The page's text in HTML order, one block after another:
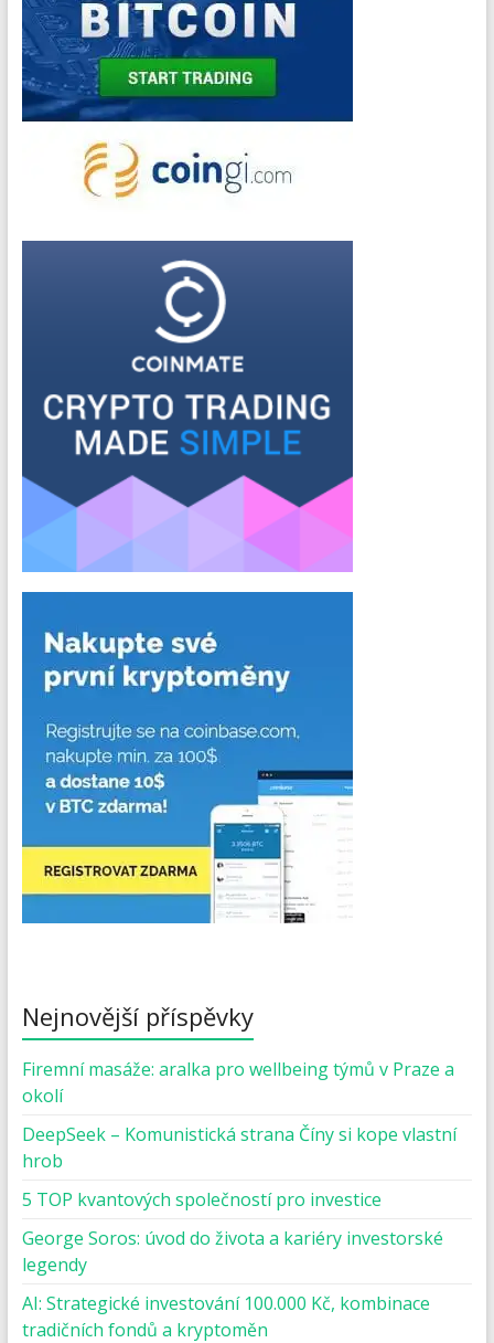
Nejnovější příspěvky
Firemní masáže: aralka pro wellbeing týmů v Praze a
okolí
DeepSeek – Komunistická strana Číny si kope vlastní
hrob
5 TOP kvantových společností pro investice
George Soros: úvod do života a kariéry investorské
legendy
AI: Strategické investování 100.000 Kč, kombinace
tradičních fondů a kryptoměn